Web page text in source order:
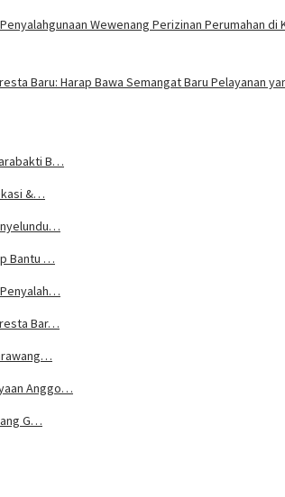
Wewenang Perizinan Perumahan
Baru: Harap Bawa Semangat Baru Pelayanan
B…
&…
Bantu …
Penyalah…
Bar…
Anggo…
G…